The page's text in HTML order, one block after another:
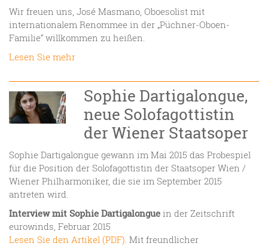
Wir freuen uns, José Masmano, Oboesolist mit
internationalem Renommee in der „Püchner-Oboen-
Familie“ willkommen zu heißen.
Lesen Sie mehr
Sophie Dartigalongue,
neue Solofagottistin
der Wiener Staatsoper
Sophie Dartigalongue gewann im Mai 2015 das Probespiel
für die Position der Solofagottistin der Staatsoper Wien /
Wiener Philharmoniker, die sie im September 2015
antreten wird.
Interview mit Sophie Dartigalongue in der Zeitschrift
eurowinds, Februar 2015
Lesen Sie den Artikel (PDF). Mit freundlicher